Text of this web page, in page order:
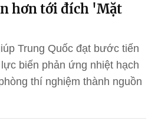
hơn tới đích 'Mặt
Trung Quốc đạt bước tiến
biến phản ứng nhiệt hạch
thí nghiệm thành nguồn